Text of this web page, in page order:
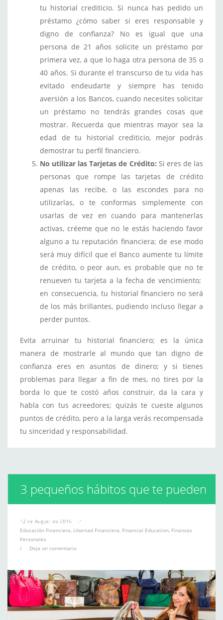
tu historial crediticio. Si nunca has pedido un
préstamo ¿cómo saber si eres responsable y
digno de confianza? No es igual que una
persona de 21 años solicite un préstamo por
primera vez, a que lo haga otra persona de 35 o
40 años. Si durante el transcurso de tu vida has
evitado endeudarte y siempre has tenido
aversión a los Bancos, cuando necesites solicitar
un préstamo no tendrás grandes cosas que
mostrar. Recuerda que mientras mayor sea la
edad de tu historial crediticio, mejor podrás
demostrar tu perfil financiero.
No utilizar las Tarjetas de Crédito: Si eres de las
personas que rompe las tarjetas de crédito
apenas las recibe, o las escondes para no
utilizarlas, o te conformas simplemente con
usarlas de vez en cuando para mantenerlas
activas, créeme que no le estás haciendo favor
alguno a tu reputación financiera; de ese modo
será muy difícil que el Banco aumente tu límite
de crédito, o peor aun, es probable que no te
renueven tu tarjeta a la fecha de vencimiento;
en consecuencia, tu historial financiero no será
de los más brillantes, pudiendo incluso llegar a
perder puntos.
Evita arruinar tu historial financiero; es la única
manera de mostrarle al mundo que tan digno de
confianza eres en asuntos de dinero; y si tienes
problemas para llegar a fin de mes, no tires por la
borda lo que te costó años construir, da la cara y
habla con tus acreedores; quizás te cueste algunos
puntos de crédito, pero a la larga verás recompensada
tu sinceridad y responsabilidad.
3 pequeños hábitos que te pueden
llevar a la ruina
12 de August de 2016
/
Educación Financiera, Libertad Financiera, Financial Education, Finanzas
Personales
/
Deja un comentario